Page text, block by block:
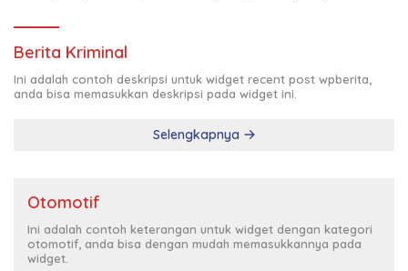
Berita Kriminal
Ini adalah contoh deskripsi untuk widget recent post wpberita,
anda bisa memasukkan deskripsi pada widget ini.
Selengkapnya
Otomotif
Ini adalah contoh keterangan untuk widget dengan kategori
otomotif, anda bisa dengan mudah memasukkannya pada
widget.